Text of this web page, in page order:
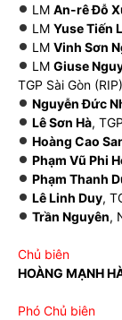
LM An-rê Đỗ
LM Yuse Tiến
LM Vinh Sơn
LM Giuse
TGP Sài Gòn (RIP)
Nguyễn Đức
Lê Sơn Hà,
Hoàng Cao
Phạm Vũ Phi
Phạm Thanh
Lê Linh Duy,
Trần Nguyên,
Chủ biên
HOÀNG MẠNH
Phó Chủ biên